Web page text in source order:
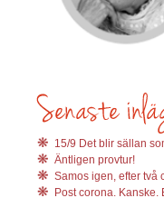
15/9 Det blir sällan
Äntligen provtur!
Samos igen, efter två
Post corona. Kanske.